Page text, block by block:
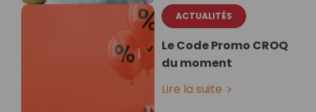
ACTUALITÉS
Le Code Promo CROQ
du moment
Lire la suite